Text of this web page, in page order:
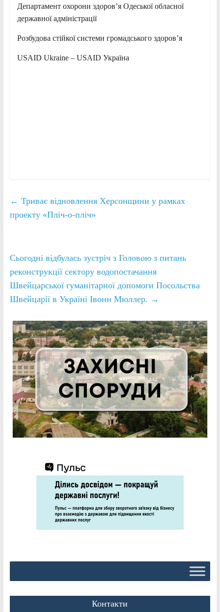
Департамент охорони здоров’я Одеської обласної
державної адміністрації
Розбудова стійкої системи громадського здоров’я
USAID Ukraine – USAID Україна
← Триває відновлення Херсонщини у рамках
проекту «Пліч-о-пліч»
Сьогодні відбулась зустріч з Головою з питань
реконструкції сектору водопостачання
Швейцарської гуманітарної допомоги Посольства
Швейцарії в Україні Івонн Мюллер. →
Контакти